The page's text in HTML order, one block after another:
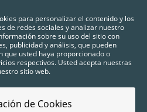
para personalizar el contenido y los
de redes sociales y analizar nuestro
sobre su uso del sitio con
publicidad y análisis, que pueden
usted haya proporcionado o
respectivos. Usted acepta nuestras
sitio web.
de Cookies